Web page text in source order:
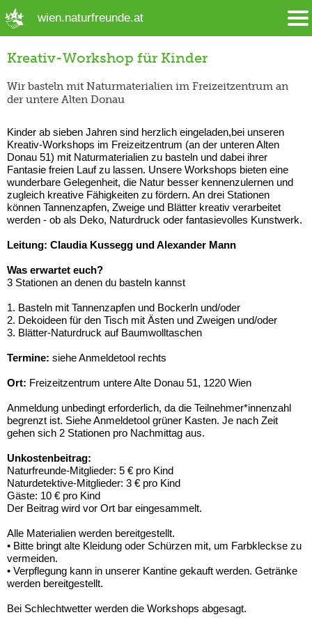
wien.naturfreunde.at
Kreativ-Workshop für Kinder
Wir basteln mit Naturmaterialien im Freizeitzentrum an
der untere Alten Donau
Kinder ab sieben Jahren sind herzlich eingeladen,bei unseren
Kreativ-Workshops im Freizeitzentrum (an der unteren Alten
Donau 51) mit Naturmaterialien zu basteln und dabei ihrer
Fantasie freien Lauf zu lassen. Unsere Workshops bieten eine
wunderbare Gelegenheit, die Natur besser kennenzulernen und
zugleich kreative Fähigkeiten zu fördern. An drei Stationen
können Tannenzapfen, Zweige und Blätter kreativ verarbeitet
werden - ob als Deko, Naturdruck oder fantasievolles Kunstwerk.
Leitung: Claudia Kussegg und Alexander Mann
Was erwartet euch?
3 Stationen an denen du basteln kannst
1. Basteln mit Tannenzapfen und Bockerln und/oder
2. Dekoideen für den Tisch mit Ästen und Zweigen und/oder
3. Blätter-Naturdruck auf Baumwolltaschen
Termine: siehe Anmeldetool rechts
Ort: Freizeitzentrum untere Alte Donau 51, 1220 Wien
Anmeldung unbedingt erforderlich, da die Teilnehmer*innenzahl
begrenzt ist. Siehe Anmeldetool grüner Kasten. Je nach Zeit
gehen sich 2 Stationen pro Nachmittag aus.
Unkostenbeitrag:
Naturfreunde-Mitglieder: 5 € pro Kind
Naturdetektive-Mitglieder: 3 € pro Kind
Gäste: 10 € pro Kind
Der Beitrag wird vor Ort bar eingesammelt.
Alle Materialien werden bereitgestellt.
• Bitte bringt alte Kleidung oder Schürzen mit, um Farbkleckse zu
vermeiden.
• Verpflegung kann in unserer Kantine gekauft werden. Getränke
werden bereitgestellt.
Bei Schlechtwetter werden die Workshops abgesagt.